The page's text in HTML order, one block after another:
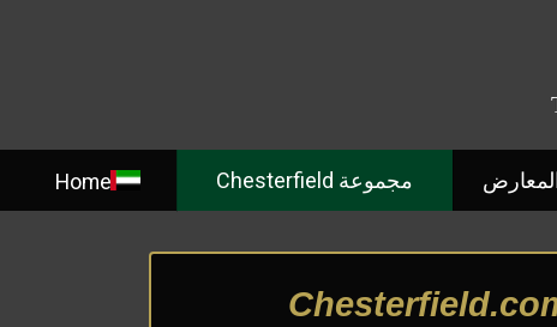
Home مجموعة Chesterfield